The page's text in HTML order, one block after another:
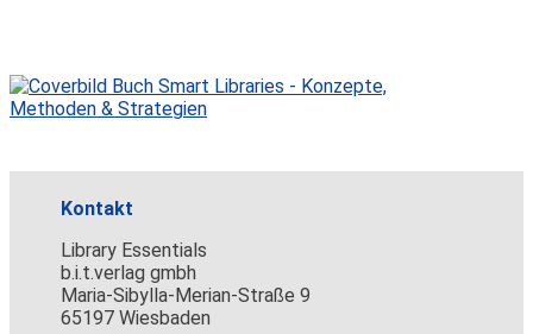
Kontakt
Library Essentials
b.i.t.verlag gmbh
Maria-Sibylla-Merian-Straße 9
65197 Wiesbaden